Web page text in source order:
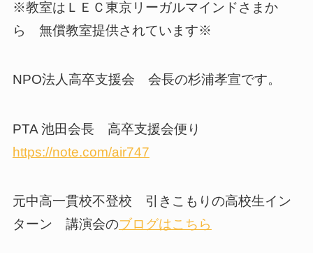
※教室はＬＥＣ東京リーガルマインドさまか
ら 無償教室提供されています※
NPO法人高卒支援会 会長の杉浦孝宣です。
PTA 池田会長 高卒支援会便り
https://note.com/air747
元中高一貫校不登校 引きこもりの高校生イン
ターン 講演会のブログはこちら